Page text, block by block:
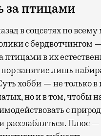
за птицами
в соцсетях по
с бердвотчингом
в их
занятие лишь
хобби — не только
но и в том, чтобы
с
расслабляться. Плюс —